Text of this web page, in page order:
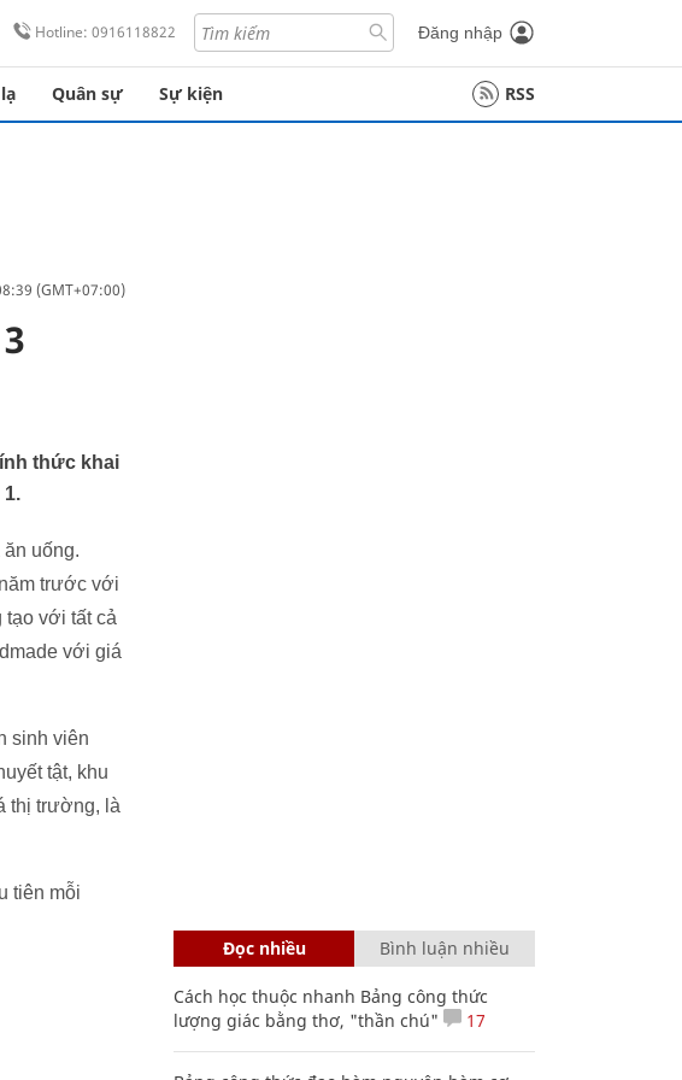
Hotline: 0916118822 Đăng nhập
Quân sự Sự kiện RSS
(GMT+07:00)
thức khai
1.
uống.
trước với
tạo với tất cả
với giá
sinh viên
tật, khu
thị trường, là
tiên mỗi
Đọc nhiều Bình luận nhiều
Cách học thuộc nhanh Bảng công thức
lượng giác bằng thơ, "thần chú"
17